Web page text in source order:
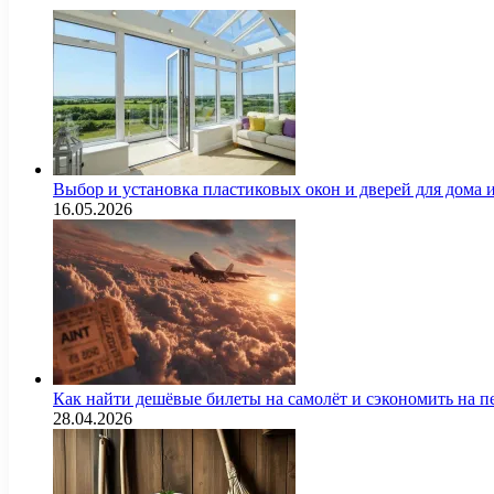
Выбор и установка пластиковых окон и дверей для дома
16.05.2026
Как найти дешёвые билеты на самолёт и сэкономить на
28.04.2026